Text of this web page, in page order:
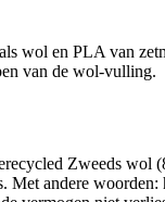
wol en PLA van
van de wol-vulling.
Zweeds
andere